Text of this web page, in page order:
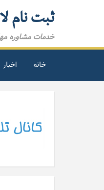
ثبت نام
خدمات مشاوره
خانه اخبار